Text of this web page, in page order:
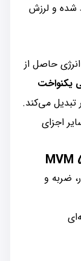
شده و لرزش
حاصل از
تبدیل می‌کند.
اجزای
ضربه و